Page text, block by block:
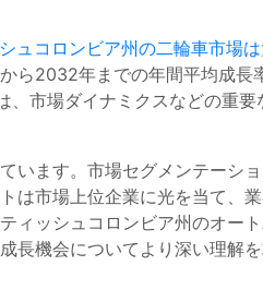
ュコロンビア州の二輪車市場は
2032年までの年間平均成長
市場ダイナミクスなどの重要
います。市場セグメンテーシ
は市場上位企業に光を当て、
ッシュコロンビア州のオー
長機会についてより深い理解